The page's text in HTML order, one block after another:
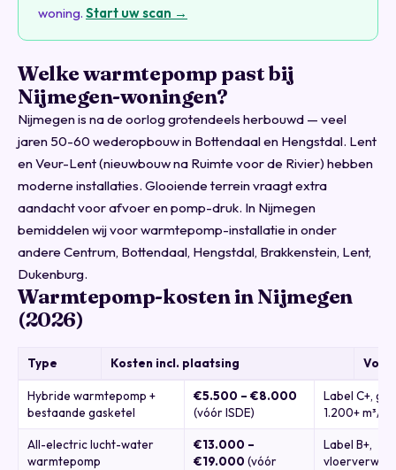
woning. Start uw scan →
Welke warmtepomp past bij
Nijmegen-woningen?
Nijmegen is na de oorlog grotendeels herbouwd — veel
jaren 50-60 wederopbouw in Bottendaal en Hengstdal. Lent
en Veur-Lent (nieuwbouw na Ruimte voor de Rivier) hebben
moderne installaties. Glooiende terrein vraagt extra
aandacht voor afvoer en pomp-druk. In Nijmegen
bemiddelen wij voor warmtepomp-installatie in onder
andere Centrum, Bottendaal, Hengstdal, Brakkenstein, Lent,
Dukenburg.
Warmtepomp-kosten in Nijmegen
(2026)
Type Kosten incl. plaatsing Voor
Hybride warmtepomp +
bestaande gasketel
€5.500 – €8.000
(vóór ISDE)
Label C+,
1.200+ m³/jr
All-electric lucht-water
warmtepomp
€13.000 –
€19.000 (vóór
Label B+,